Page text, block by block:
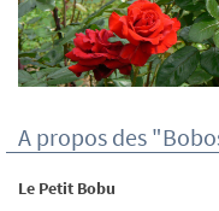
A propos des
Le Petit Bobu